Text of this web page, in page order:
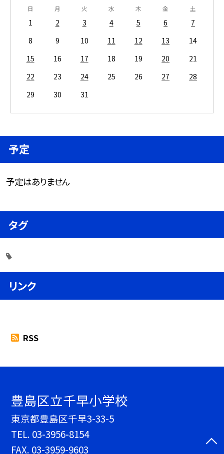
日 月 火 水 木 金 土
1 2 3 4 5 6
7
8
9 10 11 12 13
14
15
16 17 18 19 20
21
22
23 24 25 26 27
28
29
30 31
予定
予定はありません
タグ
リンク
RSS
豊島区立千早小学校
東京都豊島区千早3-33-5
TEL. 03-3956-8154
FAX. 03-3959-9603